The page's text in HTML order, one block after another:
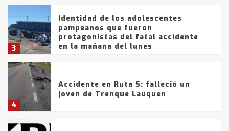
3
Identidad de los adolescentes
pampeanos que fueron
protagonistas del fatal accidente
en la mañana del lunes
4
Accidente en Ruta 5: falleció un
joven de Trenque Lauquen